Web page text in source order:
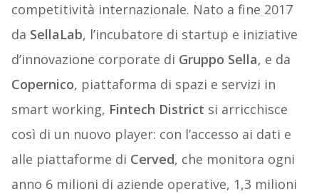
competitività internazionale. Nato a fine 2017
da SellaLab, l’incubatore di startup e iniziative
d’innovazione corporate di Gruppo Sella, e da
Copernico, piattaforma di spazi e servizi in
smart working, Fintech District si arricchisce
così di un nuovo player: con l’accesso ai dati e
alle piattaforme di Cerved, che monitora ogni
anno 6 milioni di aziende operative, 1,3 milioni